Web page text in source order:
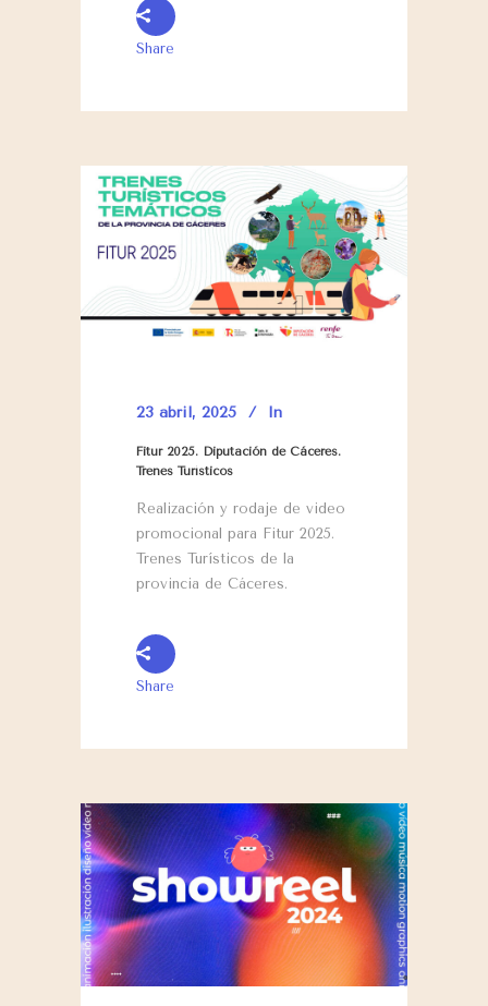
Share
23 abril, 2025 In
Fitur 2025. Diputación de Cáceres.
Trenes Turísticos
Realización y rodaje de video
promocional para Fitur 2025.
Trenes Turísticos de la
provincia de Cáceres.
Share